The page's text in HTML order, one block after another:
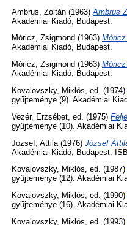
Ambrus, Zoltán (1963) Ambrus
Akadémiai Kiadó, Budapest.
Móricz, Zsigmond (1963)
Akadémiai Kiadó, Budapest.
Móricz, Zsigmond (1963)
Akadémiai Kiadó, Budapest.
Kovalovszky, Miklós , ed. (1974)
gyűjteménye (9). Akadémiai
Vezér, Erzsébet , ed. (1975)
gyűjteménye (10). Akadémiai
József, Attila (1976) József
Akadémiai Kiadó, Budapest.
Kovalovszky, Miklós, ed. (1987)
gyűjteménye (12). Akadémiai
Kovalovszky, Miklós, ed. (1990)
gyűjteménye (16). Akadémiai
Kovalovszky, Miklós , ed. (1993)